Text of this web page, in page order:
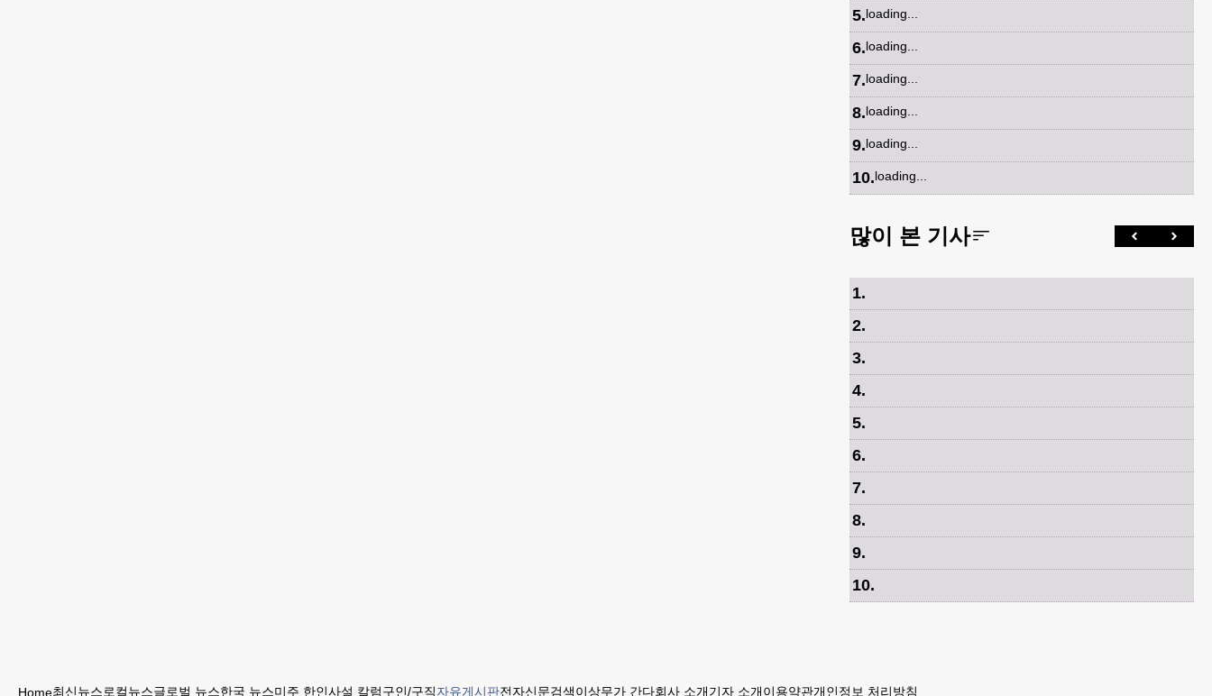
5.loading...
6.loading...
7.loading...
8.loading...
9.loading...
10.loading...
많이 본 기사
1.
2.
3.
4.
5.
6.
7.
8.
9.
10.
Home최신뉴스로컬뉴스글로벌 뉴스한국 뉴스미주 한인사설 칼럼구인/구직자유게시판전자신문검색이상무가 간다회사 소개기자 소개이용약관개인정보 처리방침